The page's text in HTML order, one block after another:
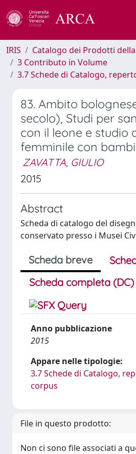
IRIS
Catalogo dei Prodotti
3 Contributo in Volume
3.7 Schede di Catalogo,
83. Ambito
secolo), Studi per
con il leone e studio
femminile con
ZAVATTA, GIULIO
2015
Abstract
Scheda di catalogo del
conservato presso i Musei
Scheda breve
Scheda completa (DC)
Anno pubblicazione
2015
Appare nelle tipologie:
3.7 Schede di Catalogo,
corpus
File in questo prodotto:
Non ci sono file associati a